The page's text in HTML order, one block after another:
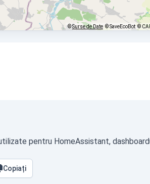
©Surse de Date © SaveEcoBot ©
pentru HomeAssistant,
Copiați